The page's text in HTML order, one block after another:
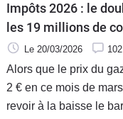
Impôts 2026 : le
les 19 millions de
Le 20/03/2026 102
Alors que le prix du
2 € en ce mois de
revoir à la baisse le